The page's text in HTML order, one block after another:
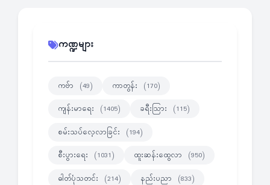
ကဏ္ဍများ
ကဗ်ာ (49) ကာတွန်း (170)
ကျန်းမာရေး (1405) ခရီးသြား (115)
စမ်းသပ်လေ့လာခြင်း (194)
စီးပွားရေး (1031) ထူးဆန်းထွေလာ (950)
ဓါတ်ပုံသတင်း (214) နည်းပညာ (833)